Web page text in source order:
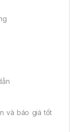
và báo giá tốt